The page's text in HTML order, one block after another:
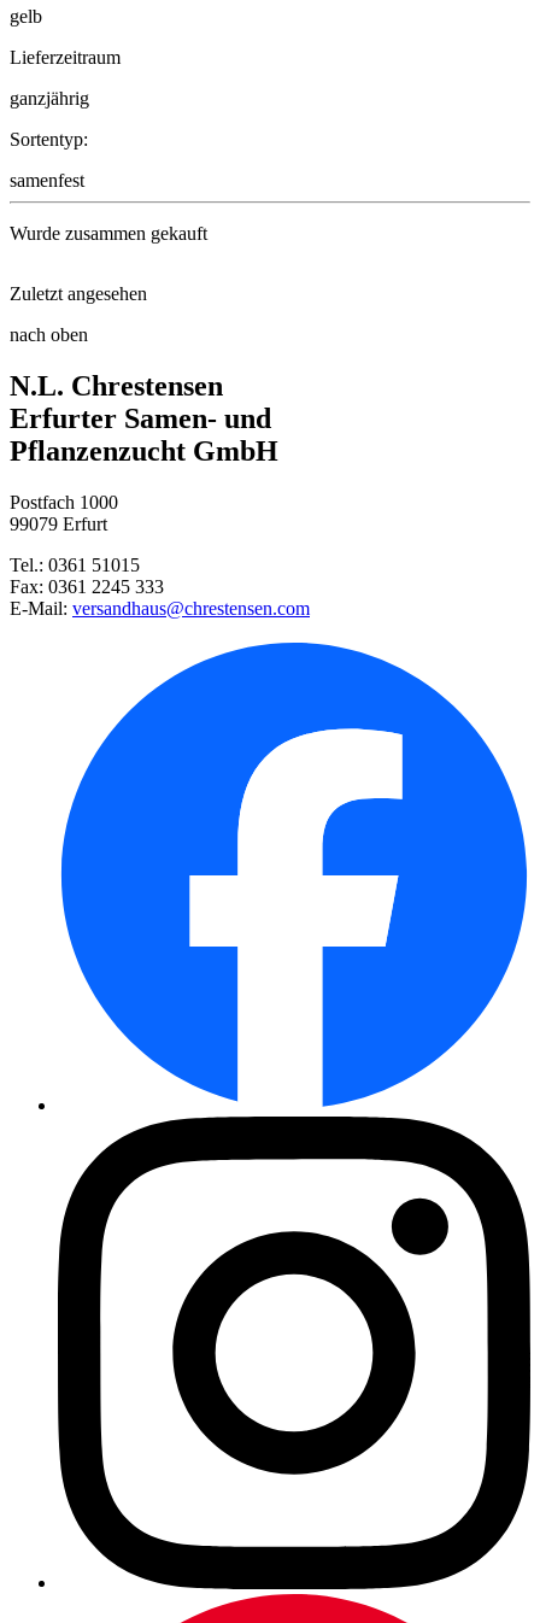
gelb
Lieferzeitraum
ganzjährig
Sortentyp:
samenfest
Wurde zusammen gekauft
Pelargonie F2 Mischung
Stiefmütterchen Goldgelb mit A ...
Feldsalat Verte à coeur plein ...
Cherrytomate Principe Borghese ...
Petersilie Moskrul 2 (Mooskrau ...
Zitronenmelisse
Mädchenauge Mischung
Wilde Rauke
Sonnenblume Riesenblütige Misc ...
Zuletzt angesehen
Sonnenblume King Kong
nach oben
N.L. Chrestensen
Erfurter Samen- und
Pflanzenzucht GmbH
Postfach 1000
99079 Erfurt
Tel.: 0361 51015
Fax: 0361 2245 333
E-Mail: versandhaus@chrestensen.com